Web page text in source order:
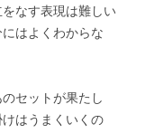
なす表現は難しい
はよくわからな
セットが果たし
はうまくいくの